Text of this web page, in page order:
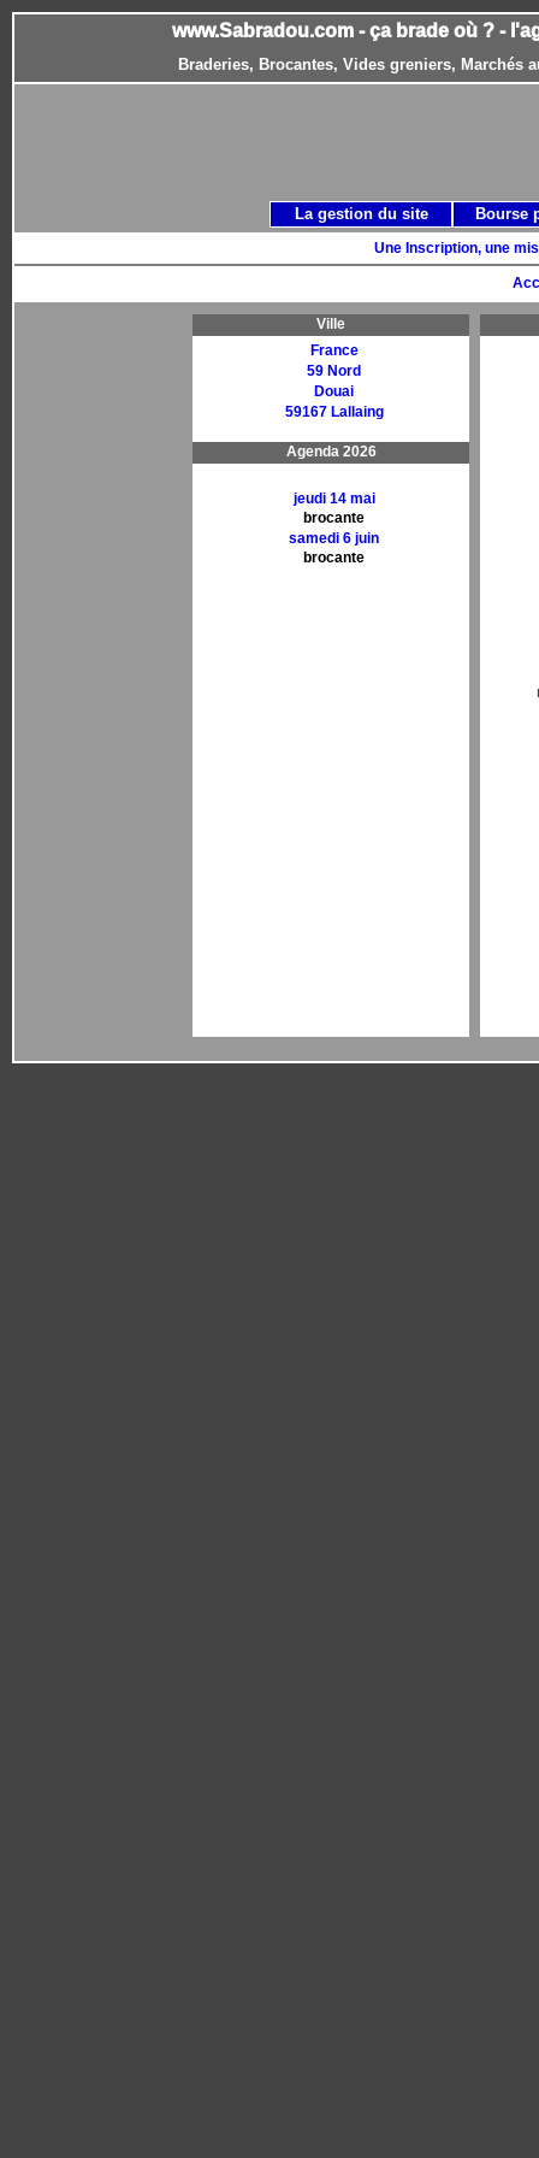
www.Sabradou.com - ça brade où ? -
Braderies, Brocantes, Vides greniers, Marchés
Une Inscription, une
Ville
France
59 Nord
Douai
59167 Lallaing
Agenda 2026
jeudi 14 mai
brocante
samedi 6 juin
brocante
La gestion du site Bourse